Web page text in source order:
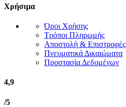
Χρήσιμα
Όροι Χρήσης
Τρόποι Πληρωμής
Αποστολή & Επιστροφές
Πνευματικά Δικαιώματα
Προστασία Δεδομένων
4,9
/5